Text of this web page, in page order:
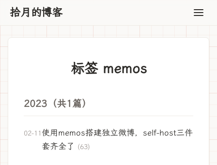
拾月的博客
标签 memos
2023（共1篇）
02-11使用memos搭建独立微博，self-host三件
套齐全了
(63)